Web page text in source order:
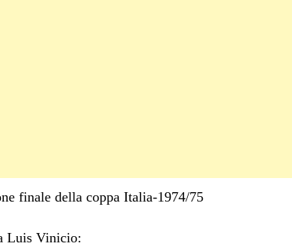
finale della coppa Italia-1974/75
Luis Vinicio: